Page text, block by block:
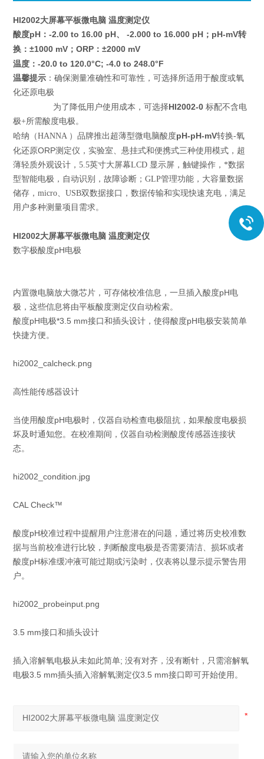
HI2002大屏幕平板微电脑 温度测定仪
酸度pH：-2.00 to 16.00 pH、 -2.000 to 16.000 pH； pH-mV转
换 ：±1000 mV；ORP：±2000 mV
温度 ：-20.0 to 120.0°C; -4.0 to 248.0°F
温馨提示 ：确保测量准确性和可靠性，可选择所适用于酸度或氧
化还原电极
为了降低用户使用成本，可选择HI2002-0标配不含电
极+所需酸度电极。
哈纳（HANNA ）品牌推出超薄型微电脑酸度pH-pH-mV转换-氧
化还原ORP测定仪，实验室、悬挂式和便携式三种使用模式，超
薄轻质外观设计，5.5英寸大屏幕LCD 显示屏，触键操作，*数据
型智能电极，自动识别，故障诊断；GLP管理功能，大容量数据
储存，micro、USB双数据接口，数据传输和实现快速充电，满足
用户多种测量项目需求。
HI2002大屏幕平板微电脑 温度测定仪
数字极酸度pH电极
内置微电脑放大微芯片，可存储校准信息，一旦插入酸度pH电
极，这些信息将由平板酸度测定仪自动检索。
酸度pH电极*3.5 mm接口和插头设计，使得酸度pH电极安装简单
快捷方便。
hi2002_calcheck.png
高性能传感器设计
当使用酸度pH电极时，仪器自动检查电极阻抗，如果酸度电极损
坏及时通知您。在校准期间，仪器自动检测酸度传感器连接状
态。
hi2002_condition.jpg
CAL Check™
酸度pH校准过程中提醒用户注意潜在的问题，通过将历史校准数
据与当前校准进行比较，判断酸度电极是否需要清洁、损坏或者
酸度pH标准缓冲液可能过期或污染时，仪表将以显示提示警告用
户。
hi2002_probeinput.png
3.5 mm接口和插头设计
插入溶解氧电极从未如此简单; 没有对齐，没有断针，只需溶解氧
电极3.5 mm插头插入溶解氧测定仪3.5 mm接口即可开始使用。